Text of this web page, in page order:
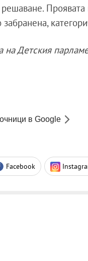
на Детския
в Google
Facebook